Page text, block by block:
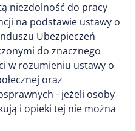
niezdolność do pracy
na podstawie ustawy o
Ubezpieczeń
do znacznego
w rozumieniu ustawy o
oraz
- jeżeli osoby
i opieki tej nie można